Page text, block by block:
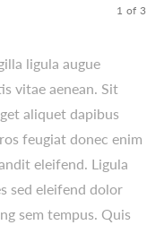
1 of 3
ligula augue
vitae aenean. Sit
aliquet dapibus
feugiat donec enim
eleifend. Ligula
sed eleifend dolor
sem tempus. Quis